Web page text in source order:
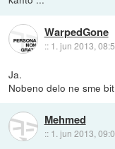
WarpedGone
:: 1. jun 2013,
Ja.
Nobeno delo ne sme
Mehmed
:: 1. jun 2013,